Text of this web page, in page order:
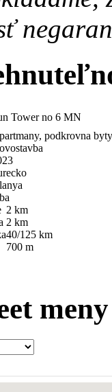
Tower no 6 MN
podkrovna byty
2 km
2 km
40/125 km
700 m
meny